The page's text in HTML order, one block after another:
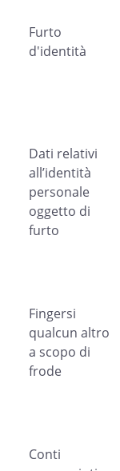
Furto
d'identità
Dati relativi
all’identità
personale
oggetto di
furto
Fingersi
qualcun altro
a scopo di
frode
Conti